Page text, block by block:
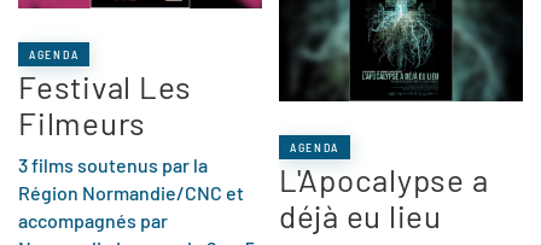
AGENDA
Festival Les
Filmeurs
3 films soutenus par la
Région Normandie/CNC et
accompagnés par
AGENDA
L'Apocalypse a
déjà eu lieu